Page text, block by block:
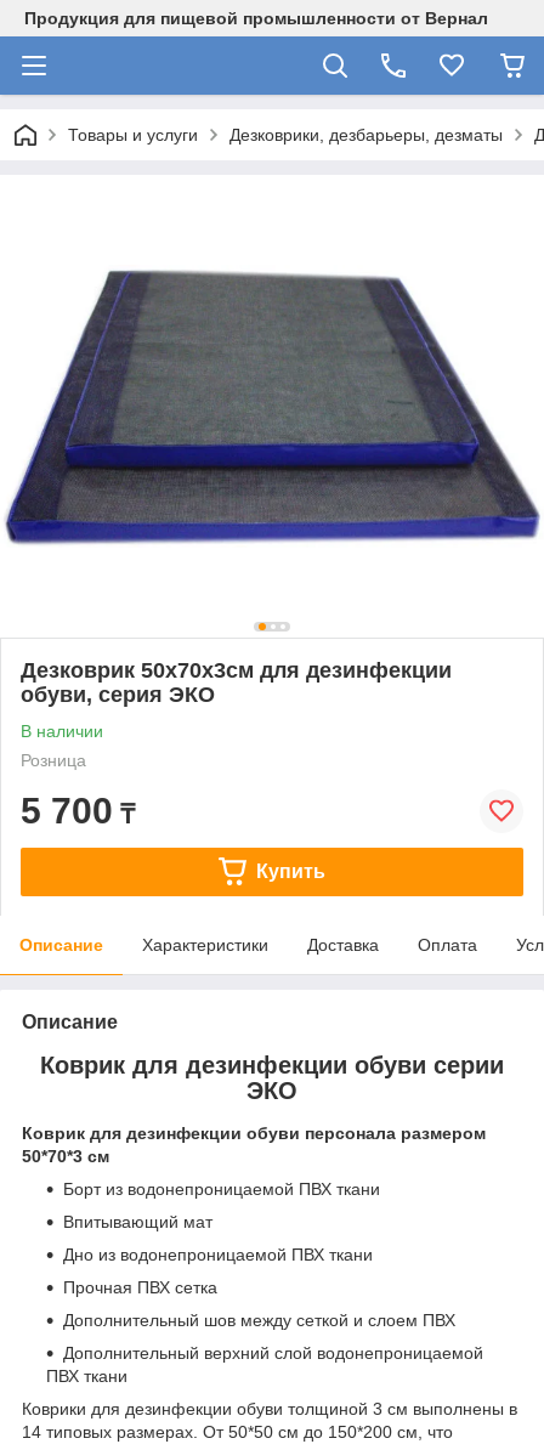
Продукция для пищевой промышленности от Вернал
Товары и услуги Дезковрики, дезбарьеры, дезматы
Дезковрик 50x70x3см для дезинфекции
обуви, серия ЭКО
В наличии
Розница
5 700 ₸
Купить
Описание Характеристики Доставка Оплата
Описание
Коврик для дезинфекции обуви серии
ЭКО
Коврик для дезинфекции обуви персонала размером
50*70*3 см
Борт из водонепроницаемой ПВХ ткани
Впитывающий мат
Дно из водонепроницаемой ПВХ ткани
Прочная ПВХ сетка
Дополнительный шов между сеткой и слоем ПВХ
Дополнительный верхний слой водонепроницаемой
ПВХ ткани
Коврики для дезинфекции обуви толщиной 3 см выполнены в
14 типовых размерах. От 50*50 см до 150*200 см, что